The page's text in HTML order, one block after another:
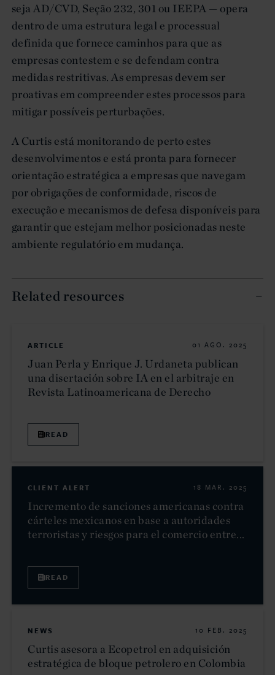
seja AD/CVD, Seção 232, 301 ou IEEPA — opera
dentro de uma estrutura legal e processual
definida que fornece caminhos para que as
empresas contestem e se defendam contra
medidas restritivas. As empresas devem ser
proativas em compreender estes processos para
mitigar possíveis perturbações.
A Curtis está monitorando de perto estes
desenvolvimentos e está pronta para fornecer
orientação estratégica a empresas que navegam
por obrigações de conformidade, riscos de
execução e mecanismos de defesa disponíveis para
garantir que estejam melhor posicionadas neste
ambiente regulatório em mudança.
Related resources
ARTICLE 01 AGO. 2025
Juan Perla y Enrique J. Urdaneta publican
una disertación sobre IA en el arbitraje en
Revista Latinoamericana de Derecho
READ
CLIENT ALERT 18 MAR. 2025
Incremento de sanciones americanas contra
cárteles mexicanos en base a autoridades
terroristas y riesgos para el comercio entre...
READ
NEWS 10 FEB. 2025
Curtis asesora a Ecopetrol en adquisición
estratégica de bloque petrolero en Colombia